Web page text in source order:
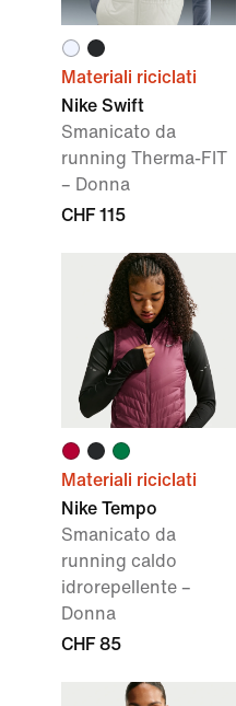
Materiali riciclati
Nike Swift
Smanicato da
running Therma-FIT
– Donna
CHF 115
Materiali riciclati
Nike Tempo
Smanicato da
running caldo
idrorepellente –
Donna
CHF 85